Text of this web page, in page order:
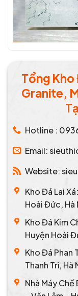
Tổng Kho
Granite,
Hotline :
Email:
Website:
Kho Đá Lai
Hoài Đức, Hà
Kho Đá Kim
Huyện Hoài
Kho Đá Phan
Thanh Trì, Hà
Nhà Máy